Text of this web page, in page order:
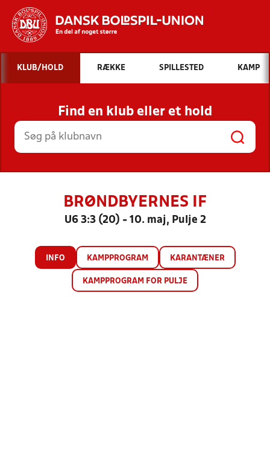
Hvad vil du søge efter?
INDHOLD OG NYHEDER
STILLINGER, RESULTATER, KLUBBER OG
HOLD
KLUB/HOLD RÆKKE SPILLESTED KAMP
Find en klub eller et hold
BRØNDBYERNES IF
U6 3:3 (20) - 10. maj, Pulje 2
INFO KAMPPROGRAM KARANTÆNER
KAMPPROGRAM FOR PULJE